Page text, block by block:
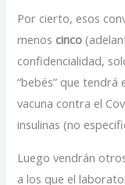
Por cierto, esos
menos cinco
confidencialidad,
“bebés” que
vacuna contra el
insulinas (no
Luego vendrán
a los que el